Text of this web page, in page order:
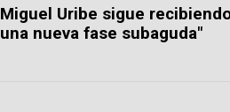
Miguel Uribe sigue
una nueva fase subaguda"